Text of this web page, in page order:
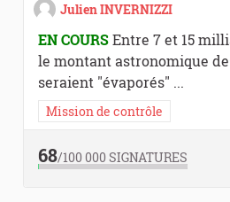
Julien INVERNIZZI
EN COURSEntre 7 et 15
le montant astronomique
seraient "évaporés" ...
Mission de contrôle
68/100 000SIGNATURES